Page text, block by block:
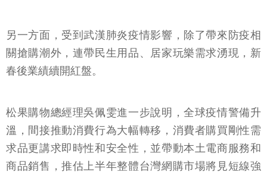
另一方面，受到武漢肺炎疫情影響，除了帶來防疫相
關搶購潮外，連帶民生用品、居家玩樂需求湧現，新
春後業績續開紅盤。
松果購物總經理吳佩雯進一步說明，全球疫情警備升
溫，間接推動消費行為大幅轉移，消費者購買剛性需
求品更講求即時性和安全性，並帶動本土電商服務和
商品銷售，推估上半年整體台灣網購市場將見短線強